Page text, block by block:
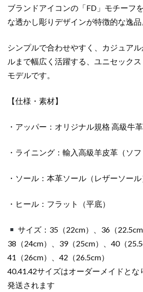
コ
ピ
ー
ブランドアイコンの「FD」モチーフ
な透かし彫りデザインが特徴的な逸品
シンプルで合わせやすく、カジュア
ルまで幅広く活躍する、ユニセック
モデルです。
【仕様・素材】
・アッパー：オリジナル規格 高級牛革
・ライニング：輸入高級羊皮革（ソフ
・ソール：本革ソール（レザーソール
・ヒール：フラット（平底）
サイズ：35（22cm）、36（
38（24cm）、39（25cm）、40（
41（26cm）、42（26.5cm）
40.41.42サイズはオーダーメイドと
発送されます